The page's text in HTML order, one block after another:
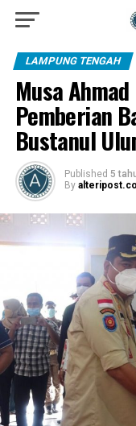
LAMPUNG TENGAH
Musa
Pemberian
Bustanul
Published 5
By alteripost.co